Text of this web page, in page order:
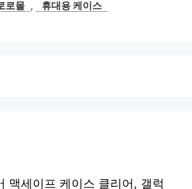
로몰 , 휴대용 케이스
맥세이프 케이스 클리어, 갤럭